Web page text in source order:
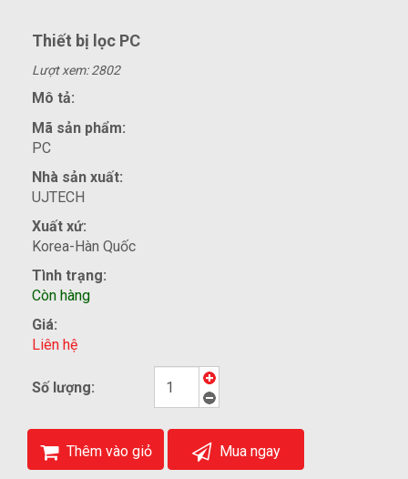
Thiết bị lọc PC
Lượt xem: 2802
Mô tả:
Mã sản phẩm:
PC
Nhà sản xuất:
UJTECH
Xuất xứ:
Korea-Hàn Quốc
Tình trạng:
Còn hàng
Giá:
Liên hệ
Số lượng:
Thêm vào giỏ Mua ngay